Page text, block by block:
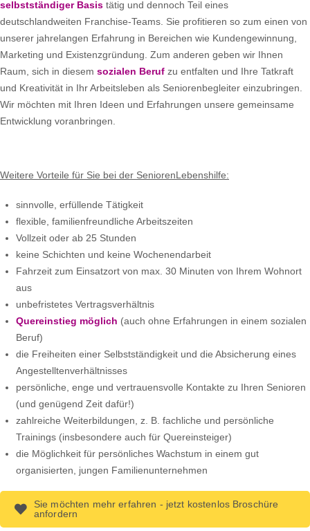
selbstständiger Basis tätig und dennoch Teil eines
deutschlandweiten Franchise-Teams. Sie profitieren so zum einen von
unserer jahrelangen Erfahrung in Bereichen wie Kundengewinnung,
Marketing und Existenzgründung. Zum anderen geben wir Ihnen
Raum, sich in diesem sozialen Beruf zu entfalten und Ihre Tatkraft
und Kreativität in Ihr Arbeitsleben als Seniorenbegleiter einzubringen.
Wir möchten mit Ihren Ideen und Erfahrungen unsere gemeinsame
Entwicklung voranbringen.
Weitere Vorteile für Sie bei der SeniorenLebenshilfe:
sinnvolle, erfüllende Tätigkeit
flexible, familienfreundliche Arbeitszeiten
Vollzeit oder ab 25 Stunden
keine Schichten und keine Wochenendarbeit
Fahrzeit zum Einsatzort von max. 30 Minuten von Ihrem Wohnort
aus
unbefristetes Vertragsverhältnis
Quereinstieg möglich (auch ohne Erfahrungen in einem sozialen
Beruf)
die Freiheiten einer Selbstständigkeit und die Absicherung eines
Angestelltenverhältnisses
persönliche, enge und vertrauensvolle Kontakte zu Ihren Senioren
(und genügend Zeit dafür!)
zahlreiche Weiterbildungen, z. B. fachliche und persönliche
Trainings (insbesondere auch für Quereinsteiger)
die Möglichkeit für persönliches Wachstum in einem gut
organisierten, jungen Familienunternehmen
Sie möchten mehr erfahren - jetzt kostenlos Broschüre
anfordern